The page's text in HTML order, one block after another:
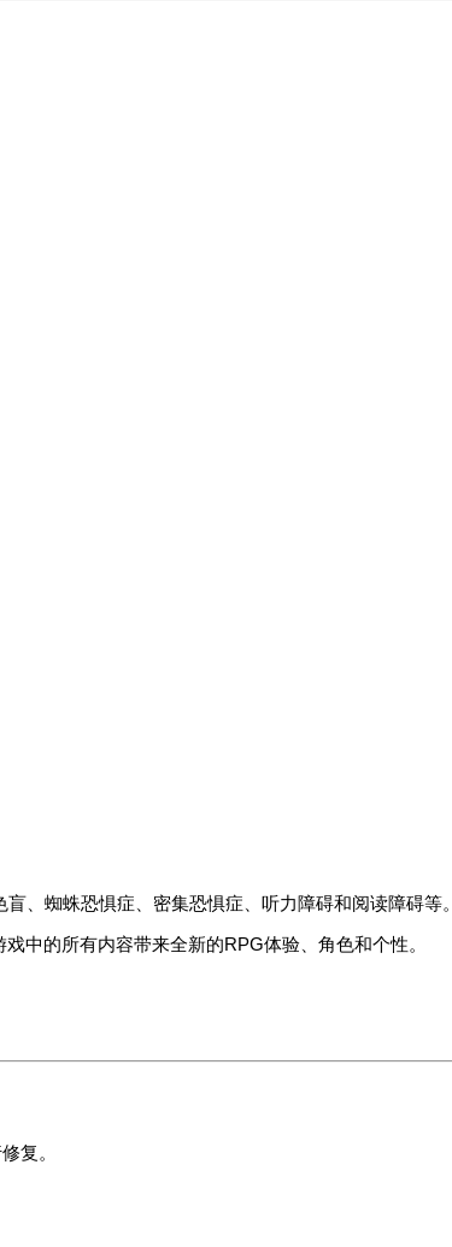
、蜘蛛恐惧症、密集恐惧症、听力障碍和阅读障碍等。
中的所有内容带来全新的RPG体验、角色和个性。
复。